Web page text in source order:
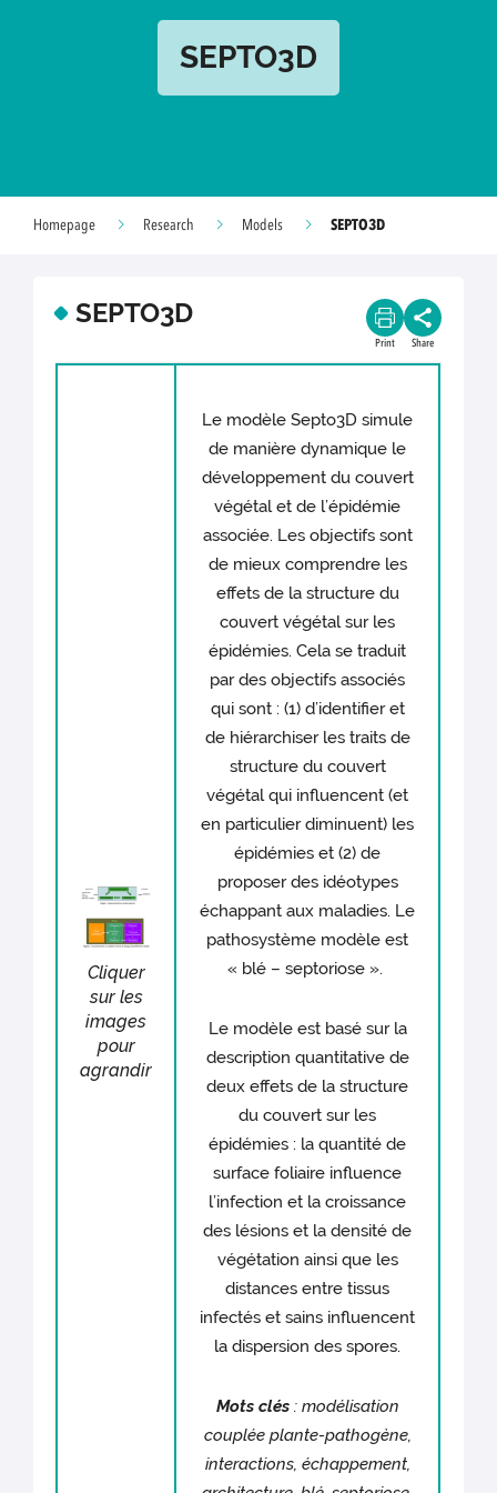
SEPTO3D
Homepage Research Models SEPTO3D
SEPTO3D
Print Share
Cliquer
sur les
images
pour
agrandir
Le modèle Septo3D simule
de manière dynamique le
développement du couvert
végétal et de l’épidémie
associée. Les objectifs sont
de mieux comprendre les
effets de la structure du
couvert végétal sur les
épidémies. Cela se traduit
par des objectifs associés
qui sont : (1) d’identifier et
de hiérarchiser les traits de
structure du couvert
végétal qui influencent (et
en particulier diminuent) les
épidémies et (2) de
proposer des idéotypes
échappant aux maladies. Le
pathosystème modèle est
« blé – septoriose ».
Le modèle est basé sur la
description quantitative de
deux effets de la structure
du couvert sur les
épidémies : la quantité de
surface foliaire influence
l’infection et la croissance
des lésions et la densité de
végétation ainsi que les
distances entre tissus
infectés et sains influencent
la dispersion des spores.
Mots clés: modélisation
couplée plante-pathogène,
interactions, échappement,